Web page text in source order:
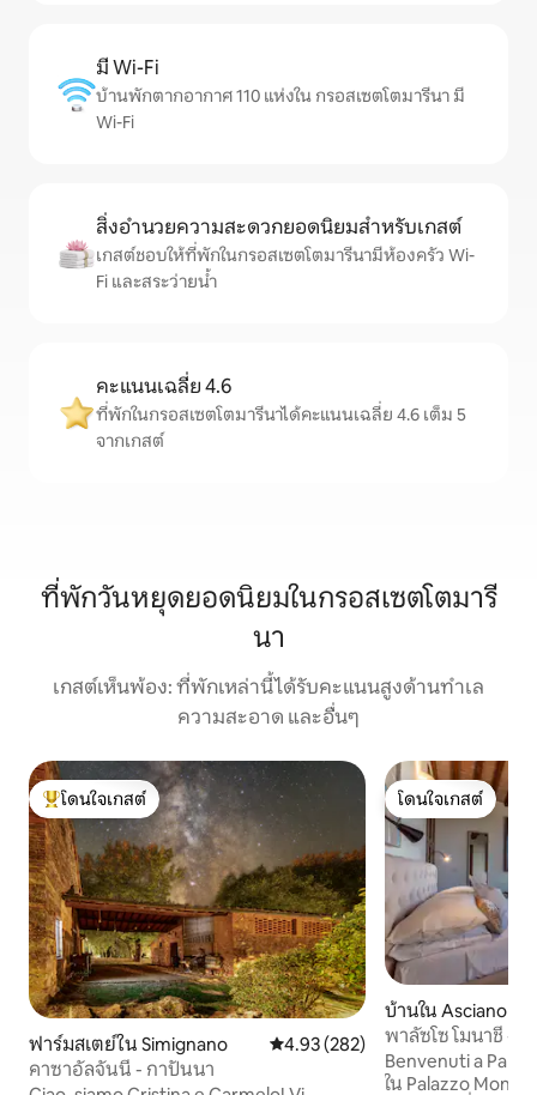
มี Wi-Fi
บ้านพักตากอากาศ 110 แห่งใน กรอสเซตโตมารีนา มี
Wi-Fi
สิ่งอำนวยความสะดวกยอดนิยมสำหรับเกสต์
เกสต์ชอบให้ที่พักในกรอสเซตโตมารีนามีห้องครัว Wi-
Fi และสระว่ายน้ำ
คะแนนเฉลี่ย 4.6
ที่พักในกรอสเซตโตมารีนาได้คะแนนเฉลี่ย 4.6 เต็ม 5
จากเกสต์
ที่พักวันหยุดยอดนิยมในกรอสเซตโตมารี
นา
เกสต์เห็นพ้อง: ที่พักเหล่านี้ได้รับคะแนนสูงด้านทำเล
ความสะอาด และอื่นๆ
โดนใจเกสต์ที่สุด
โดนใจเกสต์
ฟาร์มสเตย์ใน Simignano คะแนนเฉลี่ย 4.93 จาก 5, 282 รีวิว
4.93 (282)
คาซาอัลจันนี - กาปันนา
โดนใจเกสต์
โดนใจเกสต์
บ้านใน Asciano
พาลัซโซ โมนาชี - ส
Benvenuti a
ใน Palazzo Mon